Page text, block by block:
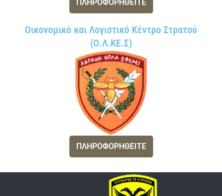
ΠΛΗΡΟΦΟΡΗΘΕΙΤΕ
Οικονομικό και Λογιστικό Κέντρο Στρατού
(Ο.Λ.ΚΕ.Σ)
ΠΛΗΡΟΦΟΡΗΘΕΙΤΕ